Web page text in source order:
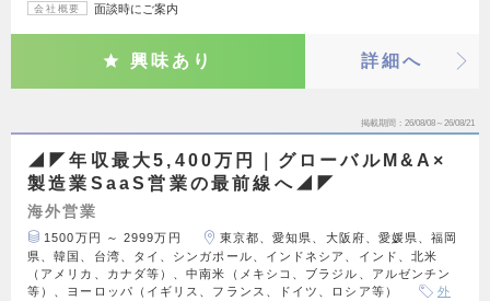
会社概要 面談時にご案内
興味あり 詳細へ
掲載期間 26/08/08～26/08/21
◢◤年収最大5,400万円｜グローバルM&A×
製造業SaaS営業の最前線へ◢◤
海外営業
1500万円 ～ 2999万円
東京都、愛知県、大阪府、愛媛県、福岡
県、韓国、台湾、タイ、シンガポール、インドネシア、インド、北米
（アメリカ、カナダ等）、中南米（メキシコ、ブラジル、アルゼンチン
等）、ヨーロッパ（イギリス、フランス、ドイツ、ロシア等）
外